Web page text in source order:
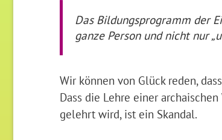
Das Bildungsprogramm der
ganze Person und nicht nur
Wir können von Glück reden,
Dass die Lehre einer
gelehrt wird, ist ein Skandal.